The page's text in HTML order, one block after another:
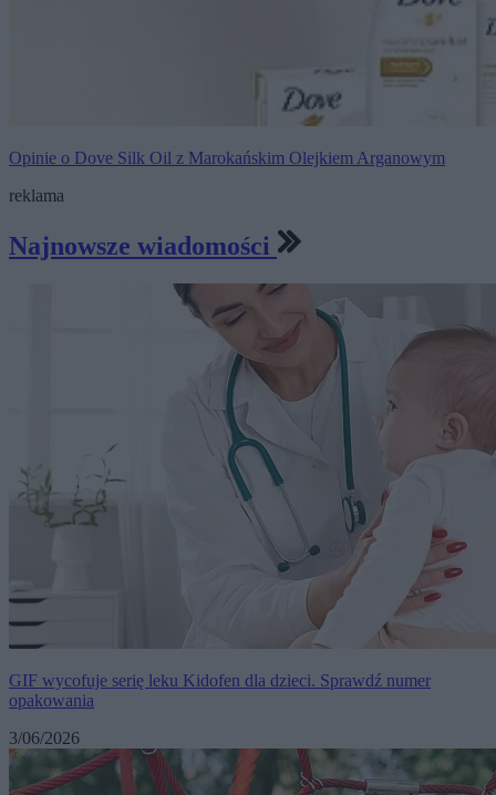
Opinie o Dove Silk Oil z Marokańskim Olejkiem Arganowym
reklama
Najnowsze wiadomości
GIF wycofuje serię leku Kidofen dla dzieci. Sprawdź numer
opakowania
3/06/2026